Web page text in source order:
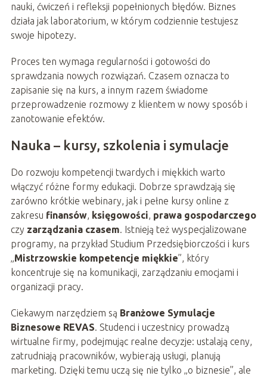
nauki, ćwiczeń i refleksji popełnionych błędów. Biznes
działa jak laboratorium, w którym codziennie testujesz
swoje hipotezy.
Proces ten wymaga regularności i gotowości do
sprawdzania nowych rozwiązań. Czasem oznacza to
zapisanie się na kurs, a innym razem świadome
przeprowadzenie rozmowy z klientem w nowy sposób i
zanotowanie efektów.
Nauka – kursy, szkolenia i symulacje
Do rozwoju kompetencji twardych i miękkich warto
włączyć różne formy edukacji. Dobrze sprawdzają się
zarówno krótkie webinary, jak i pełne kursy online z
zakresu finansów, księgowości, prawa gospodarczego
czy zarządzania czasem. Istnieją też wyspecjalizowane
programy, na przykład Studium Przedsiębiorczości i kurs
„Mistrzowskie kompetencje miękkie”, który
koncentruje się na komunikacji, zarządzaniu emocjami i
organizacji pracy.
Ciekawym narzędziem są Branżowe Symulacje
Biznesowe REVAS. Studenci i uczestnicy prowadzą
wirtualne firmy, podejmując realne decyzje: ustalają ceny,
zatrudniają pracowników, wybierają usługi, planują
marketing. Dzięki temu uczą się nie tylko „o biznesie”, ale